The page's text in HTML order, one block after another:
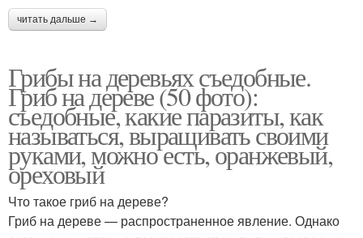
читать дальше →
Грибы на деревьях съедобные.
Гриб на дереве (50 фото):
съедобные, какие паразиты, как
называться, выращивать своими
руками, можно есть, оранжевый,
ореховый
Что такое гриб на дереве?
Гриб на дереве — распространенное явление. Однако